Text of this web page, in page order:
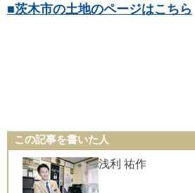
■茨木市の土地のページはこちら
この記事を書いた人
浅利 祐作